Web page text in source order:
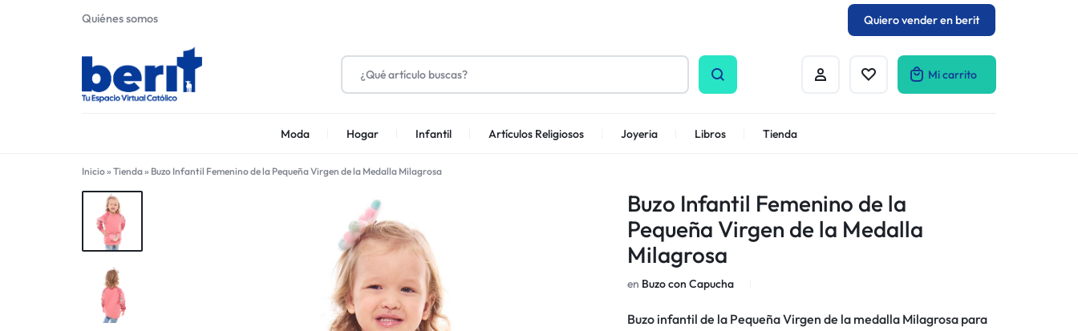
Quiénes somos Quiero vender en berit
MARKETPLACE
CATÓLICO,
QUE
REÚNE
Mi carrito
Moda Hogar Infantil Artículos Religiosos Joyeria Libros Tienda
Inicio» Tienda» Buzo Infantil Femenino de la Pequeña Virgen de la Medalla Milagrosa
Buzo Infantil Femenino de la
Pequeña Virgen de la Medalla
Milagrosa
en Buzo con Capucha
Buzo infantil de la Pequeña Virgen de la medalla Milagrosa para